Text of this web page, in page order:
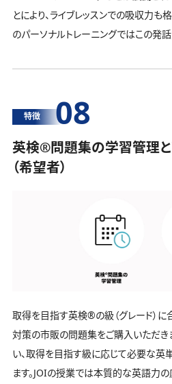
とにより、ライブレッスンでの吸収力も
のパーソナルトレーニングではこの発話
特徴 08
英検®️問題集の学習管理
（希望者）
取得を目指す英検®️の級（グレード）
対策の市販の問題集をご購入いただき
い、取得を目指す級に応じて必要な英
ます。JOIの授業では本質的な英語力